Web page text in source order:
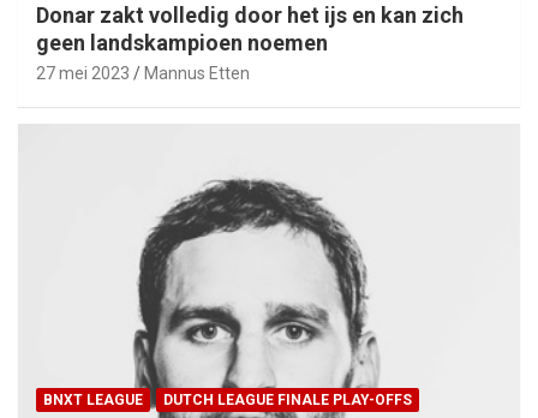
Donar zakt volledig door het ijs en kan zich
geen landskampioen noemen
27 mei 2023 Mannus Etten
BNXT LEAGUE DUTCH LEAGUE FINALE PLAY-OFFS